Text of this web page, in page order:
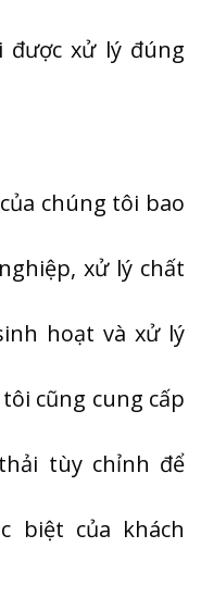
được xử lý đúng
chúng tôi bao
xử lý chất
hoạt và xử lý
cũng cung cấp
tùy chỉnh để
biệt của khách